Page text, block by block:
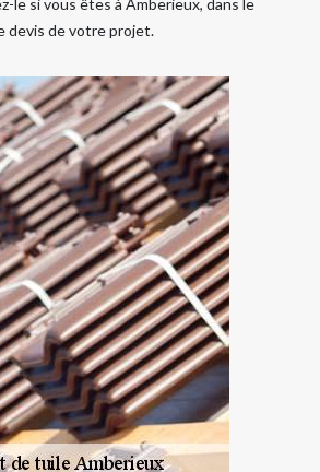
le si vous êtes à Amberieux, dans le
devis de votre projet.